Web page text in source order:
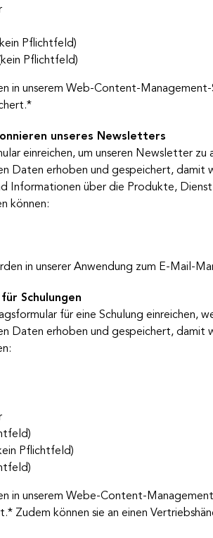
Pflichtfeld)
Pflichtfeld)
in unserem Web-Content-Management-
unseres Newsletters
einreichen, um unseren Newsletter
Daten erhoben und gespeichert, damit
Informationen über die Produkte,
können:
in unserer Anwendung zum E-Mail-
Schulungen
für eine Schulung einreichen,
Daten erhoben und gespeichert, damit
Pflichtfeld)
in unserem Webe-Content-
Zudem können sie an einen